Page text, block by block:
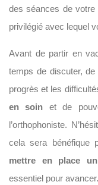
des séances de votre
privilégié avec lequel
Avant de partir en
temps de discuter,
progrès et les
en soin et de
l’orthophoniste.
cela sera bénéfique
mettre en place
essentiel pour avancer.